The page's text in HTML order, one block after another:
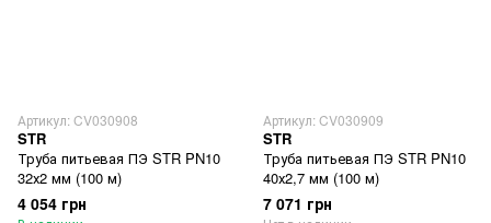
Артикул: CV030908
STR
Труба питьевая ПЭ STR PN10
32х2 мм (100 м)
4 054 грн
Артикул: CV030909
STR
Труба питьевая ПЭ STR PN10
40х2,7 мм (100 м)
7 071 грн